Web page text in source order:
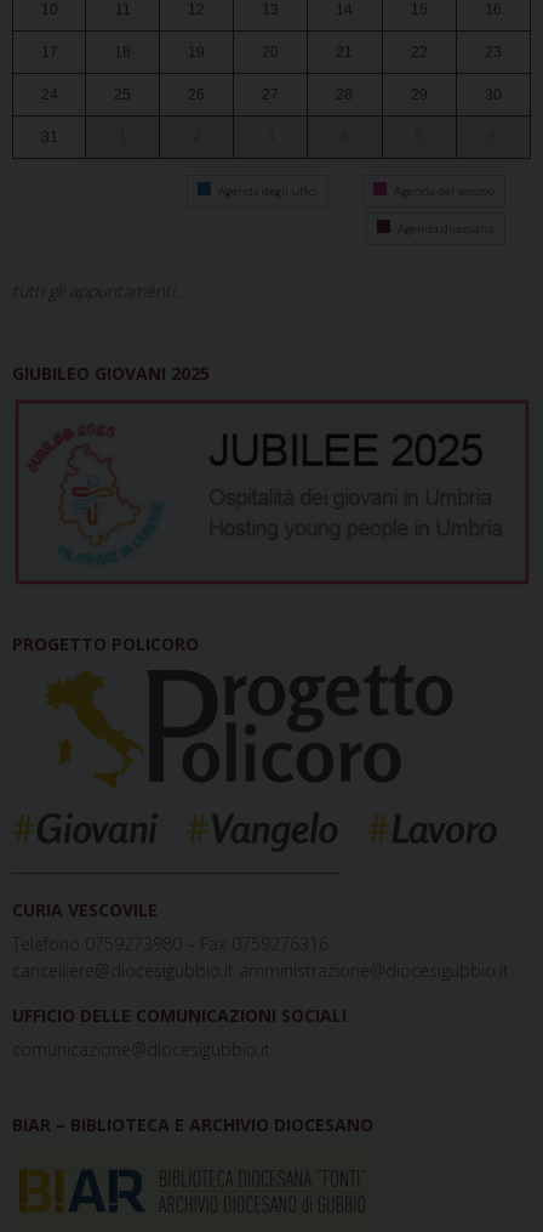
10 11 12 13 14 15 16
17 18 19 20 21 22 23
24 25 26 27 28 29 30
31
Agenda degli uffici Agenda del vescovo
Agenda diocesana
tutti gli appuntamenti...
GIUBILEO GIOVANI 2025
PROGETTO POLICORO
CURIA VESCOVILE
Telefono 0759273980 – Fax 0759276316
cancelliere@diocesigubbio.it amministrazione@diocesigubbio.it
UFFICIO DELLE COMUNICAZIONI SOCIALI
comunicazione@diocesigubbio.it
BIAR – BIBLIOTECA E ARCHIVIO DIOCESANO